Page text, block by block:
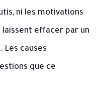
ni les motivations
effacer par un
Les causes
que ce